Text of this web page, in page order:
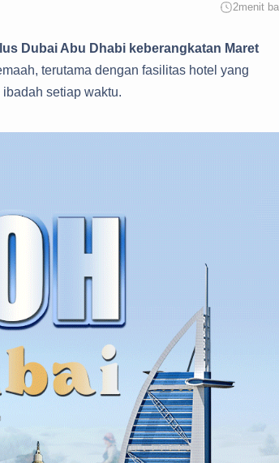
2menit
Dubai Abu Dhabi keberangkatan Maret
terutama dengan fasilitas hotel yang
setiap waktu.